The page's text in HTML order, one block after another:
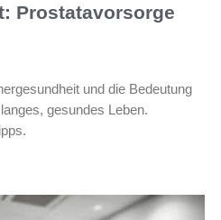
Prostatavorsorge
und die Bedeutung
gesundes Leben.